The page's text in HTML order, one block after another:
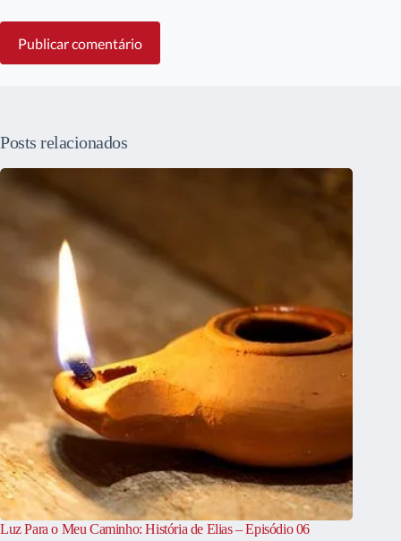
Publicar comentário
Posts relacionados
Luz Para o Meu Caminho: História de Elias – Episódio 06